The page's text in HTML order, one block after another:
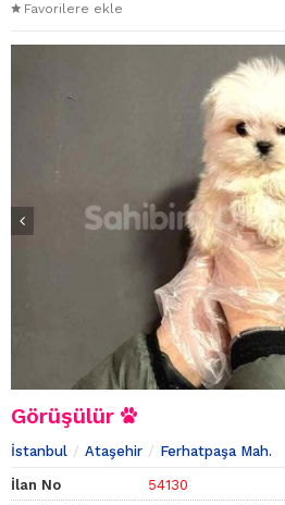
Favorilere ekle
Görüşülür
İstanbul Ataşehir Ferhatpaşa Mah.
İlan No
54130